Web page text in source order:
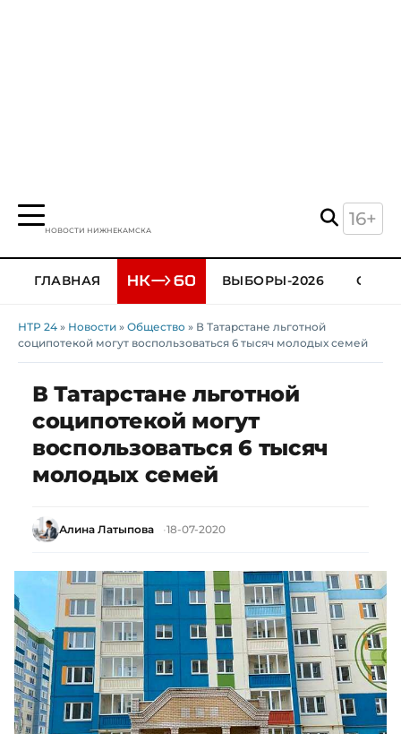
НОВОСТИ НИЖНЕКАМСКА
16+
ГЛАВНАЯ ВЫБОРЫ-2026
НТР 24 » Новости » Общество » В Татарстане льготной
соципотекой могут воспользоваться 6 тысяч молодых семей
В Татарстане льготной
соципотекой могут
воспользоваться 6 тысяч
молодых семей
Алина Латыпова 18-07-2020